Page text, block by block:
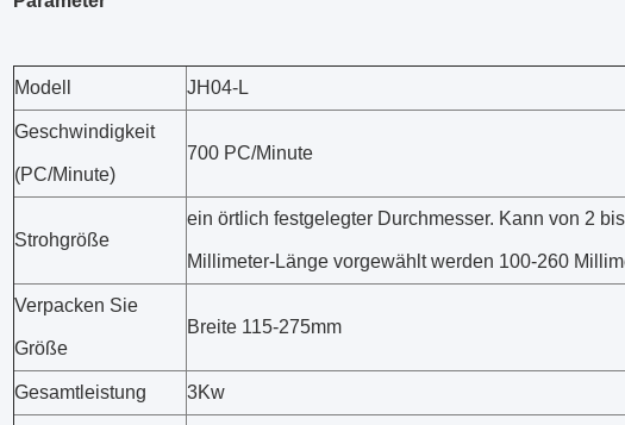
Modell JH04-L
Geschwindigkeit
(PC/Minute)
700 PC/Minute
Strohgröße
ein örtlich festgelegter Durchmesser. Kann von 2
Millimeter-Länge vorgewählt werden 100-260
Verpacken Sie
Größe
Breite 115-275mm
Gesamtleistung 3Kw